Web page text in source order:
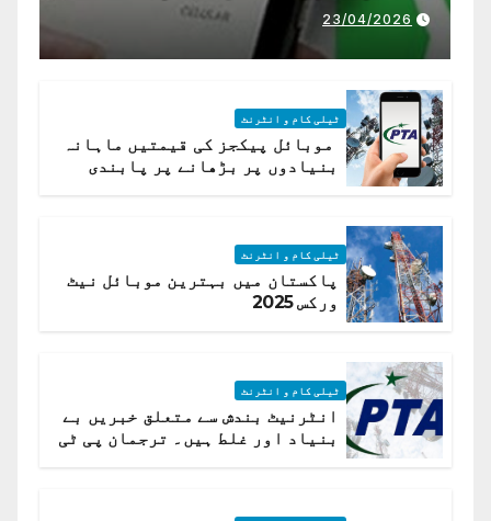
23/04/2026
ٹیلی کام و انٹرنٹ
موبائل پیکجز کی قیمتیں ماہانہ
بنیادوں پر بڑھانے پر پابندی
ٹیلی کام و انٹرنٹ
پاکستان میں بہترین موبائل نیٹ
ورکس 2025
ٹیلی کام و انٹرنٹ
انٹرنیٹ بندش سے متعلق خبریں بے
بنیاد اور غلط ہیں۔ ترجمان پی ٹی